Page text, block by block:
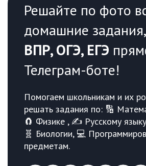
Решайте по фото
домашние задания,
ВПР, ОГЭ, ЕГЭ
Телеграм-боте!
Помогаем школьникам и их
решать задания по: 🔢
🧲 Физике , ✍️ Русскому
🧬 Биологии, 💻
предметам.